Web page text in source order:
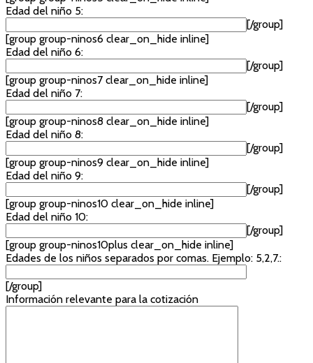
Edad del niño 5:
[/group]
[group group-ninos6 clear_on_hide inline]
Edad del niño 6:
[/group]
[group group-ninos7 clear_on_hide inline]
Edad del niño 7:
[/group]
[group group-ninos8 clear_on_hide inline]
Edad del niño 8:
[/group]
[group group-ninos9 clear_on_hide inline]
Edad del niño 9:
[/group]
[group group-ninos10 clear_on_hide inline]
Edad del niño 10:
[/group]
[group group-ninos10plus clear_on_hide inline]
Edades de los niños separados por comas. Ejemplo: 5,2,7.:
[/group]
Información relevante para la cotización